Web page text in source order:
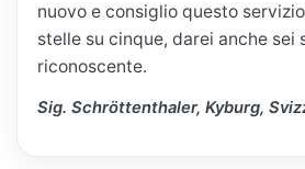
nuovo e consiglio questo
stelle su cinque, darei anche sei
riconoscente.
Sig. Schröttenthaler, Kyburg,